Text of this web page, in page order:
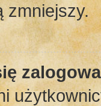
zmniejszy.